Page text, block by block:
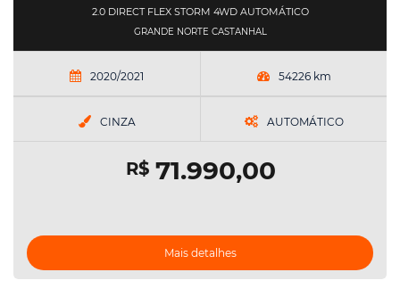
2.0 DIRECT FLEX STORM 4WD AUTOMÁTICO
GRANDE NORTE CASTANHAL
2020/2021 54226 km
CINZA AUTOMÁTICO
R$71.990,00
Mais detalhes